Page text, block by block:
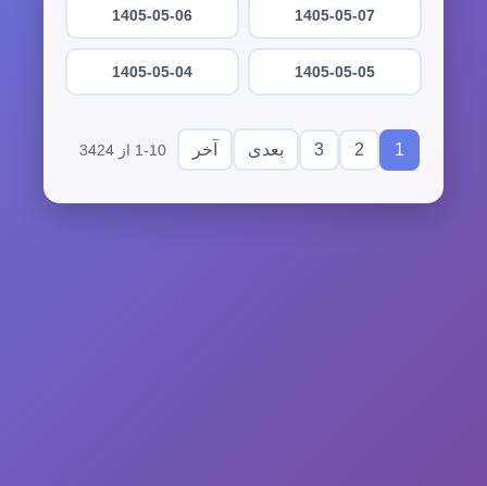
1405-05-07
1405-05-06
1405-05-05
1405-05-04
1
2
3 بعدی آخر 1-10 از 3424